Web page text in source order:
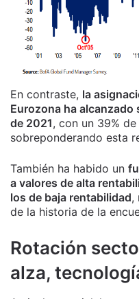
En contraste, la
Eurozona ha alcanzado
de 2021, con un 39%
sobreponderando esta
También ha habido un
a valores de alta
los de baja rentabilidad,
de la historia de la
Rotación
alza,